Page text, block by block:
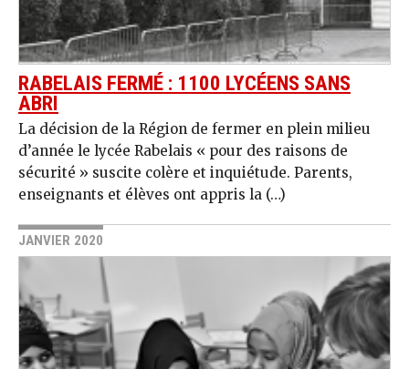
RABELAIS FERMÉ : 1100 LYCÉENS SANS
ABRI
La décision de la Région de fermer en plein milieu
d’année le lycée Rabelais « pour des raisons de
sécurité » suscite colère et inquiétude. Parents,
enseignants et élèves ont appris la (…)
JANVIER 2020